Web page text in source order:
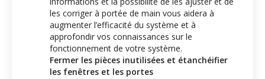
les corriger à portée de main vous aidera à
augmenter l’efficacité du système et à
approfondir vos connaissances sur le
fonctionnement de votre système.
Fermer les pièces inutilisées et étanchéifier
les fenêtres et les portes